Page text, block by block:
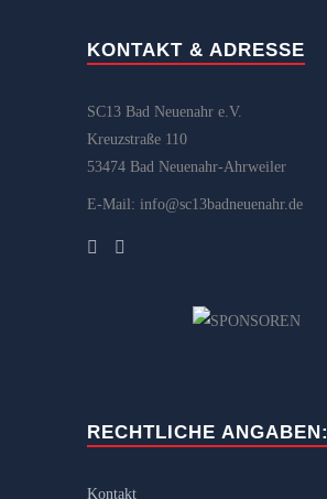
KONTAKT & ADRESSE
SC13 Bad Neuenahr e.V.
Kreuzstraße 110
53474 Bad Neuenahr-Ahrweiler
E-Mail: info@sc13badneuenahr.de
RECHTLICHE ANGABEN:
Kontakt